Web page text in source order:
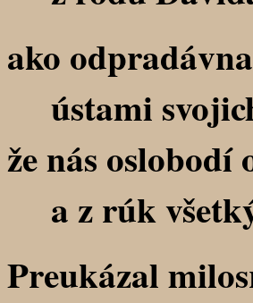
ako
ústami
že nás
a z rúk
Preukázal